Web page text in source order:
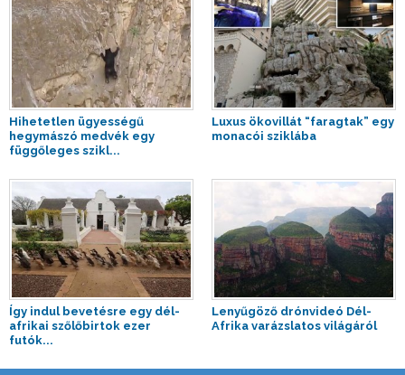
Hihetetlen ügyességű
hegymászó medvék egy
függőleges szikl...
Luxus ökovillát “faragtak” egy
monacói sziklába
Így indul bevetésre egy dél-
afrikai szőlőbirtok ezer
futók...
Lenyűgöző drónvideó Dél-
Afrika varázslatos világáról